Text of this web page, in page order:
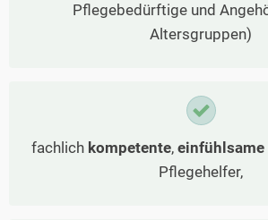
Pflegebedürftige und
Altersgruppen)
fachlich kompetente, einfühlsame
Pflegehelfer,